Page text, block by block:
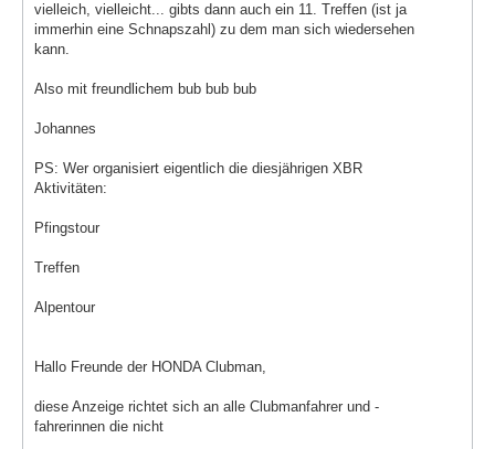
vielleich, vielleicht... gibts dann auch ein 11. Treffen (ist ja
immerhin eine Schnapszahl) zu dem man sich wiedersehen
kann.
Also mit freundlichem bub bub bub
Johannes
PS: Wer organisiert eigentlich die diesjährigen XBR
Aktivitäten:
Pfingstour
Treffen
Alpentour
Hallo Freunde der HONDA Clubman,
diese Anzeige richtet sich an alle Clubmanfahrer und -
fahrerinnen die nicht